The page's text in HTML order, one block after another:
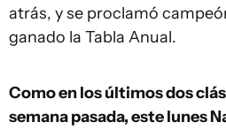
atrás, y se proclamó
ganado la Tabla Anual.
Como en los últimos dos
semana pasada, este lunes